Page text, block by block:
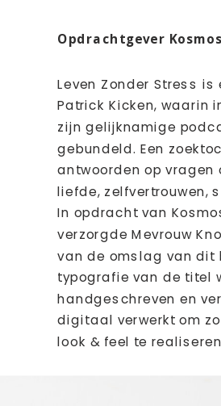
Opdrachtgever
Leven Zonder Stress is
Patrick Kicken, waarin
zijn gelijknamige
gebundeld. Een
antwoorden op vragen
liefde, zelfvertrouwen,
In opdracht van
verzorgde Mevrouw
van de omslag van dit
typografie van de titel
handgeschreven en
digitaal verwerkt om
look & feel te